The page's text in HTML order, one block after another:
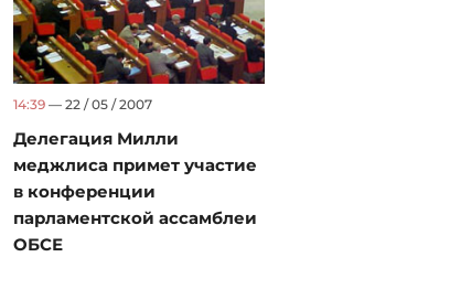
14:39 — 22 / 05 / 2007
Делегация Милли
меджлиса примет участие
в конференции
парламентской ассамблеи
ОБСЕ